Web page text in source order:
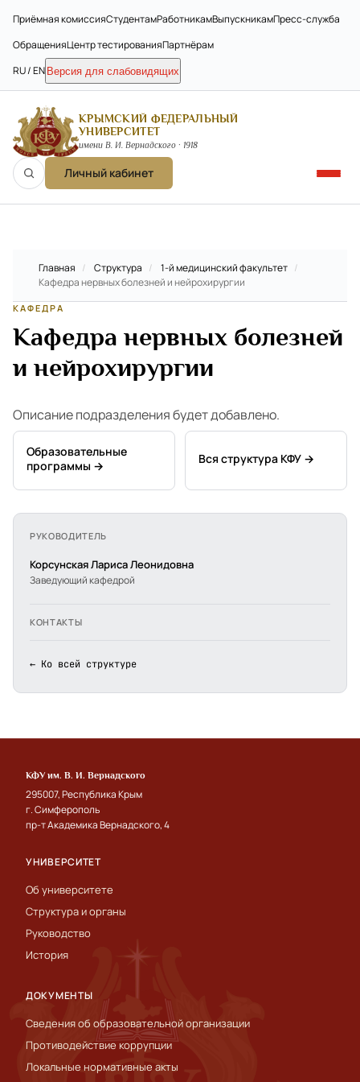
Приёмная комиссияСтудентамРаботникамВыпускникамПресс-служба
ОбращенияЦентр тестированияПартнёрам
RU / EN Версия для слабовидящих
КРЫМСКИЙ ФЕДЕРАЛЬНЫЙ
УНИВЕРСИТЕТ
имени В. И. Вернадского · 1918
Личный кабинет
Главная / Структура / 1-й медицинский факультет /
Кафедра нервных болезней и нейрохирургии
КАФЕДРА
Кафедра нервных болезней
и нейрохирургии
Описание подразделения будет добавлено.
Образовательные
программы →
Вся структура КФУ →
РУКОВОДИТЕЛЬ
Корсунская Лариса Леонидовна
Заведующий кафедрой
КОНТАКТЫ
← Ко всей структуре
КФУ им. В. И. Вернадского
295007, Республика Крым
г. Симферополь
пр-т Академика Вернадского, 4
УНИВЕРСИТЕТ
Об университете
Структура и органы
Руководство
История
ДОКУМЕНТЫ
Сведения об образовательной организации
Противодействие коррупции
Локальные нормативные акты